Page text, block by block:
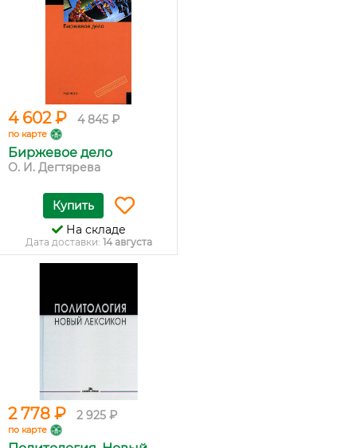
4 602 ₽ 4 845 ₽
по карте
Биржевое дело
О. И. Дегтярева
Купить
На складе
Дата доставки: 14 августа
2 778 ₽ 2 925 ₽
по карте